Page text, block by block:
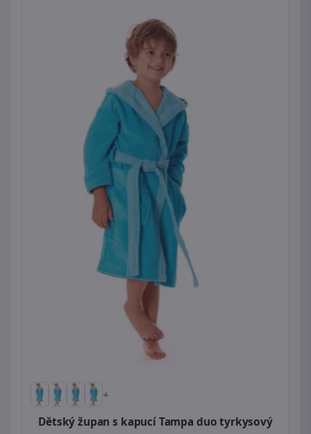
+
Dětský župan s kapucí Tampa duo tyrkysový